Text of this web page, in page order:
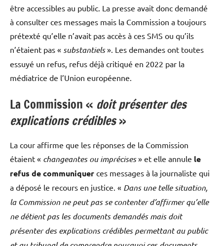
être accessibles au public. La presse avait donc demandé
à consulter ces messages mais la Commission a toujours
prétexté qu’elle n’avait pas accès à ces SMS ou qu’ils
n’étaient pas « substantiels». Les demandes ont toutes
essuyé un refus, refus déjà critiqué en 2022 par la
médiatrice de l’Union européenne.
La Commission « doit présenter des
explications crédibles»
La cour affirme que les réponses de la Commission
étaient « changeantes ou imprécises» et elle annule le
refus de communiquer ces messages à la journaliste qui
a déposé le recours en justice. « Dans une telle situation,
la Commission ne peut pas se contenter d’affirmer qu’elle
ne détient pas les documents demandés mais doit
présenter des explications crédibles permettant au public